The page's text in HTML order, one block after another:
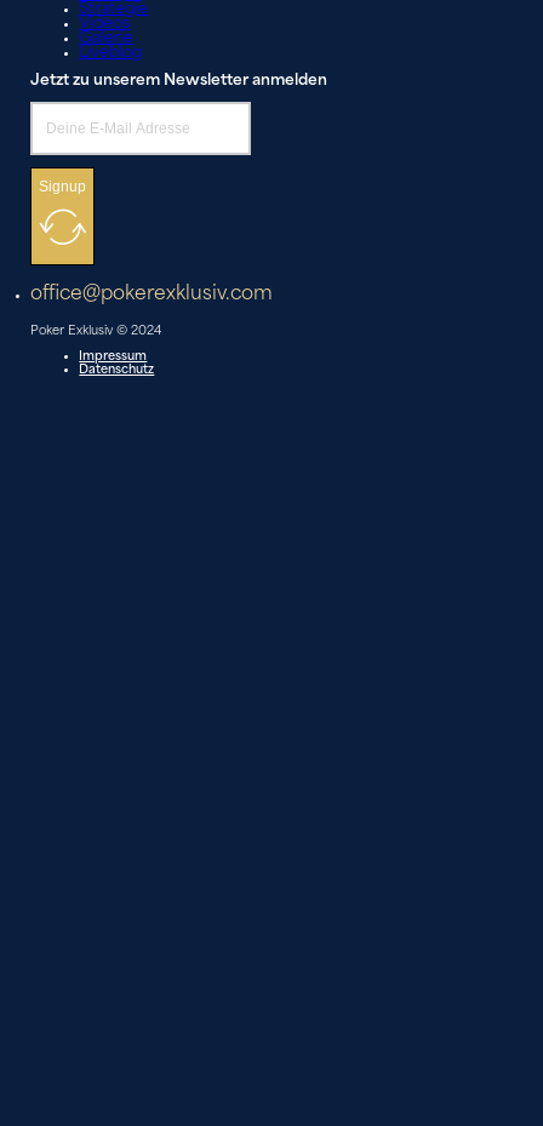
Strategie
Videos
Galerie
Liveblog
Jetzt zu unserem Newsletter anmelden
Signup
office@pokerexklusiv.com
Poker Exklusiv © 2024
Impressum
Datenschutz